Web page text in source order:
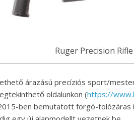
Ruger Precision Rifle
árazású precíziós sport/
oldalunkon (https://
ben bemutatott forgó-